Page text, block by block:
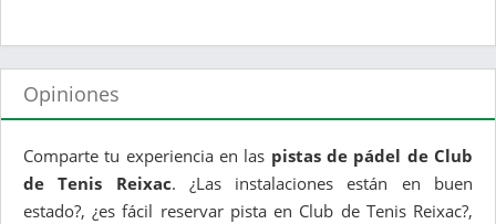
Opiniones
Comparte tu experiencia en las pistas de pádel de Club
de Tenis Reixac. ¿Las instalaciones están en buen
estado?, ¿es fácil reservar pista en Club de Tenis Reixac?,